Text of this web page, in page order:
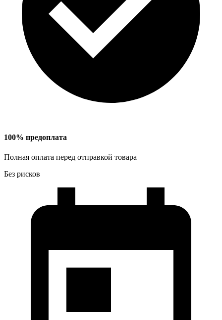
100% предоплата
Полная оплата перед отправкой товара
Без рисков